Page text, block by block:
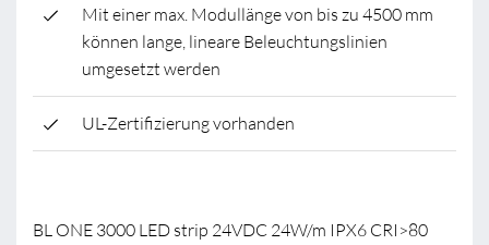
Mit einer max. Modullänge von bis zu 4500 mm
können lange, lineare Beleuchtungslinien
umgesetzt werden
UL-Zertifizierung vorhanden
BL ONE 3000 LED strip 24VDC 24W/m IPX6 CRI>80